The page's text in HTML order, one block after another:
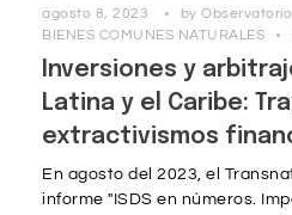
agosto 8, 2023 by
BIENES COMUNES NATURALES
Inversiones y
Latina y el Caribe:
extractivismos
En agosto del 2023, el
informe "ISDS en números.